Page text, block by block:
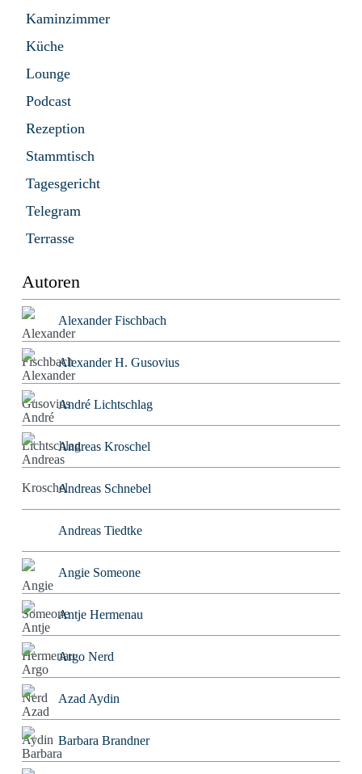
Kaminzimmer
Küche
Lounge
Podcast
Rezeption
Stammtisch
Tagesgericht
Telegram
Terrasse
Autoren
Alexander Fischbach
Alexander H. Gusovius
André Lichtschlag
Andreas Kroschel
Andreas Schnebel
Andreas Tiedtke
Angie Someone
Antje Hermenau
Argo Nerd
Azad Aydin
Barbara Brandner